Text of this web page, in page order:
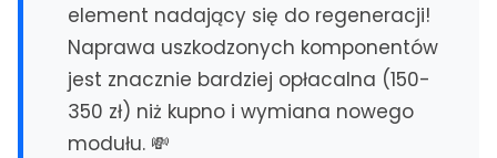
MAZOWSZE
Serwis AGD Warszawa
Naprawa zmywarek Warszawa
Naprawa Pralek Warszawa
Pruszków
element nadający się do regeneracji!
Naprawa uszkodzonych komponentów
jest znacznie bardziej opłacalna (150-
350 zł) niż kupno i wymiana nowego
modułu. 💸